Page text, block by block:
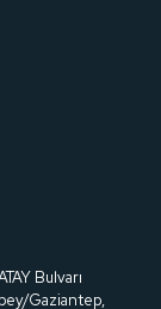
Bulvarı
Gaziantep,